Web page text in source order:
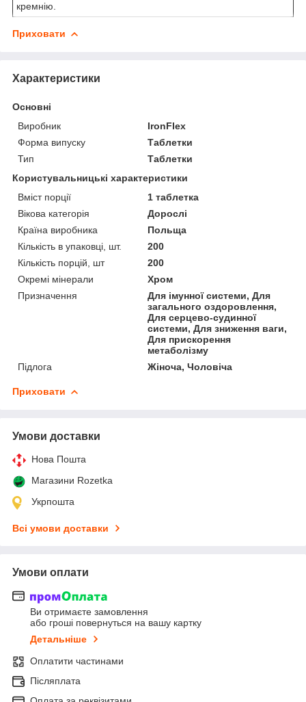
кремнію.
Приховати
Характеристики
Основні
Виробник
IronFlex
Форма випуску
Таблетки
Тип
Таблетки
Користувальницькі характеристики
Вміст порції
1 таблетка
Вікова категорія
Дорослі
Країна виробника
Польща
Кількість в упаковці, шт.
200
Кількість порцій, шт
200
Окремі мінерали
Хром
Призначення
Для імунної системи, Для
загального оздоровлення,
Для серцево-судинної
системи, Для зниження ваги,
Для прискорення
метаболізму
Підлога
Жіноча, Чоловіча
Приховати
Умови доставки
Нова Пошта
Магазини Rozetka
Укрпошта
Всі умови доставки
Умови оплати
Ви отримаєте замовлення
або гроші повернуться на вашу картку
Детальніше
Оплатити частинами
Післяплата